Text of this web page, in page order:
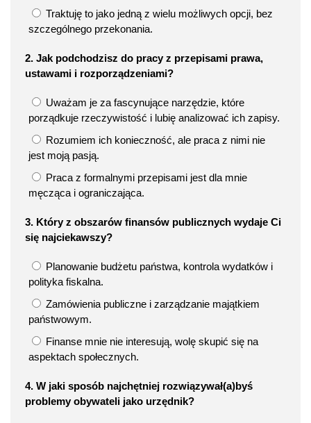
Traktuję to jako jedną z wielu możliwych opcji, bez
szczególnego przekonania.
2. Jak podchodzisz do pracy z przepisami prawa,
ustawami i rozporządzeniami?
Uważam je za fascynujące narzędzie, które
porządkuje rzeczywistość i lubię analizować ich zapisy.
Rozumiem ich konieczność, ale praca z nimi nie
jest moją pasją.
Praca z formalnymi przepisami jest dla mnie
męcząca i ograniczająca.
3. Który z obszarów finansów publicznych wydaje Ci
się najciekawszy?
Planowanie budżetu państwa, kontrola wydatków i
polityka fiskalna.
Zamówienia publiczne i zarządzanie majątkiem
państwowym.
Finanse mnie nie interesują, wolę skupić się na
aspektach społecznych.
4. W jaki sposób najchętniej rozwiązywał(a)byś
problemy obywateli jako urzędnik?